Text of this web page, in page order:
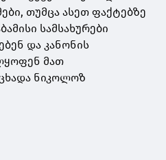
თუმცა ასეთ ფაქტებზე
სამსახურები
და კანონის
მათ
ნიკოლოზ